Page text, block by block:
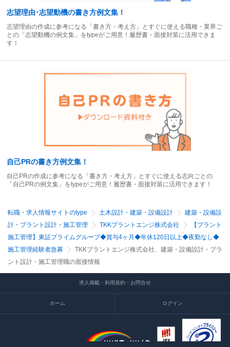
志望理由･志望動機の書き方例文集！
志望理由の作成に参考になる「書き方・考え方」とすぐに使える職種・業界ご
との「志望動機の例文集」をtypeがご用意！履歴書・面接対策に活用できま
す！
自己PRの書き方例文集！
自己PRの作成に参考になる「書き方・考え方」とすぐに使える志向ごとの
「自己PRの例文集」をtypeがご用意！履歴書・面接対策に活用できます！
転職・求人情報サイトのtype 土木設計・建築・設備設計
建築・設備設
計・プラント設計・施工管理
TKKプラントエンジ株式会社
【プラント
施工管理】東証プライムグループ◆賞与4ヶ月◆年休120日以上◆夜勤なし◆
施工管理経験者急募
TKKプラントエンジ株式会社、建築・設備設計・プラ
ント設計・施工管理職の面接情報
求人掲載・利用規約・お問合せ
ホーム ログイン